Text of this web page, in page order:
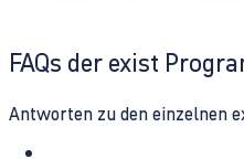
FAQs der exist
Antworten zu den einzelnen